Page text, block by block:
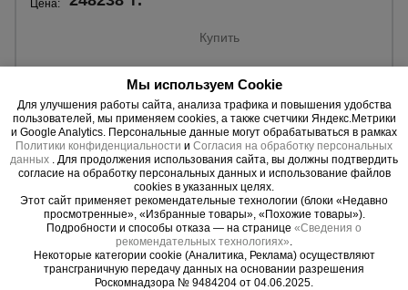
Цена:
Купить
Мы используем Cookie
Для улучшения работы сайта, анализа трафика и повышения удобства
пользователей, мы применяем cookies, а также счетчики Яндекс.Метрики
и Google Analytics. Персональные данные могут обрабатываться в рамках
Политики конфиденциальности и Согласия на обработку персональных
данных . Для продолжения использования сайта, вы должны подтвердить
согласие на обработку персональных данных и использование файлов
cookies в указанных целях.
Этот сайт применяет рекомендательные технологии (блоки «Недавно
просмотренные», «Избранные товары», «Похожие товары»).
Подробности и способы отказа — на странице «Сведения о
рекомендательных технологиях».
Некоторые категории cookie (Аналитика, Реклама) осуществляют
трансграничную передачу данных на основании разрешения
Роскомнадзора № 9484204 от 04.06.2025.